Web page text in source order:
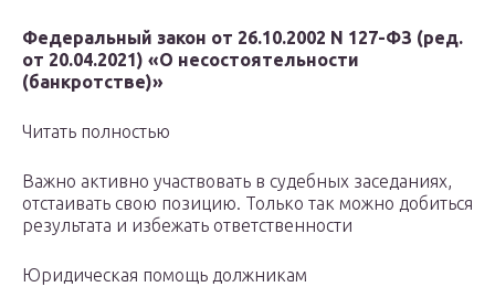
Федеральный закон от 26.10.2002 N 127-ФЗ (ред.
от 20.04.2021) «О несостоятельности
(банкротстве)»
Читать полностью
Важно активно участвовать в судебных заседаниях,
отстаивать свою позицию. Только так можно добиться
результата и избежать ответственности
Юридическая помощь должникам